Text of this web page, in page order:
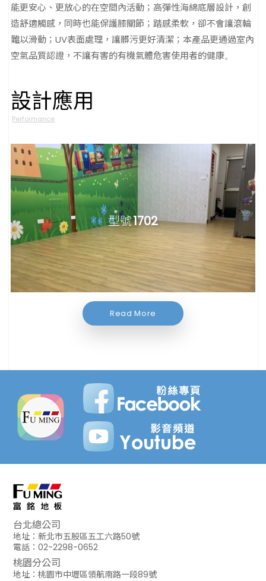
能更安心、更放心的在空間內活動；高彈性海綿底層設計，創
造舒適觸感，同時也能保護膝關節；踏感柔軟，卻不會讓滾輪
難以滑動；UV表面處理，讓髒污更好清潔；本產品更通過室內
空氣品質認證，不讓有害的有機氣體危害使用者的健康。
設計應用
Performance
型號EQ1702
型號1702
Read More
台北總公司
地址：新北市五股區五工六路50號
電話：02-2298-0652
桃園分公司
地址：桃園市中壢區領航南路一段89號